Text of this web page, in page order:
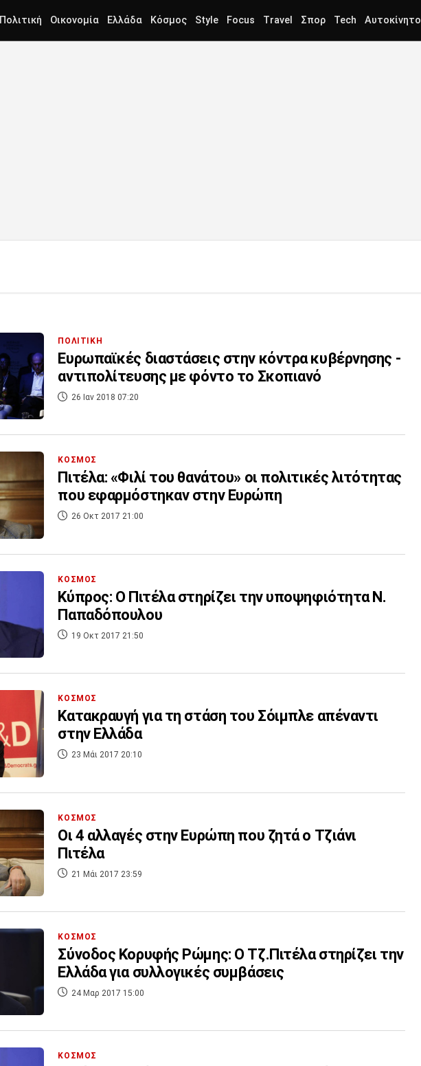
Πολιτική Οικονομία Ελλάδα Κόσμος Style Focus Travel Σπορ Tech Αυτοκίνητο
ΠΟΛΙΤΙΚΗ
Ευρωπαϊκές διαστάσεις στην κόντρα κυβέρνησης -
αντιπολίτευσης με φόντο το Σκοπιανό
26 Ιαν 2018 07:20
ΚΟΣΜΟΣ
Πιτέλα: «Φιλί του θανάτου» οι πολιτικές λιτότητας
που εφαρμόστηκαν στην Ευρώπη
26 Οκτ 2017 21:00
ΚΟΣΜΟΣ
Κύπρος: O Πιτέλα στηρίζει την υποψηφιότητα Ν.
Παπαδόπουλου
19 Οκτ 2017 21:50
ΚΟΣΜΟΣ
Κατακραυγή για τη στάση του Σόιμπλε απέναντι
στην Ελλάδα
23 Μάι 2017 20:10
ΚΟΣΜΟΣ
Οι 4 αλλαγές στην Ευρώπη που ζητά ο Τζιάνι
Πιτέλα
21 Μάι 2017 23:59
ΚΟΣΜΟΣ
Σύνοδος Κορυφής Ρώμης: Ο Τζ.Πιτέλα στηρίζει την
Ελλάδα για συλλογικές συμβάσεις
24 Μαρ 2017 15:00
ΚΟΣΜΟΣ